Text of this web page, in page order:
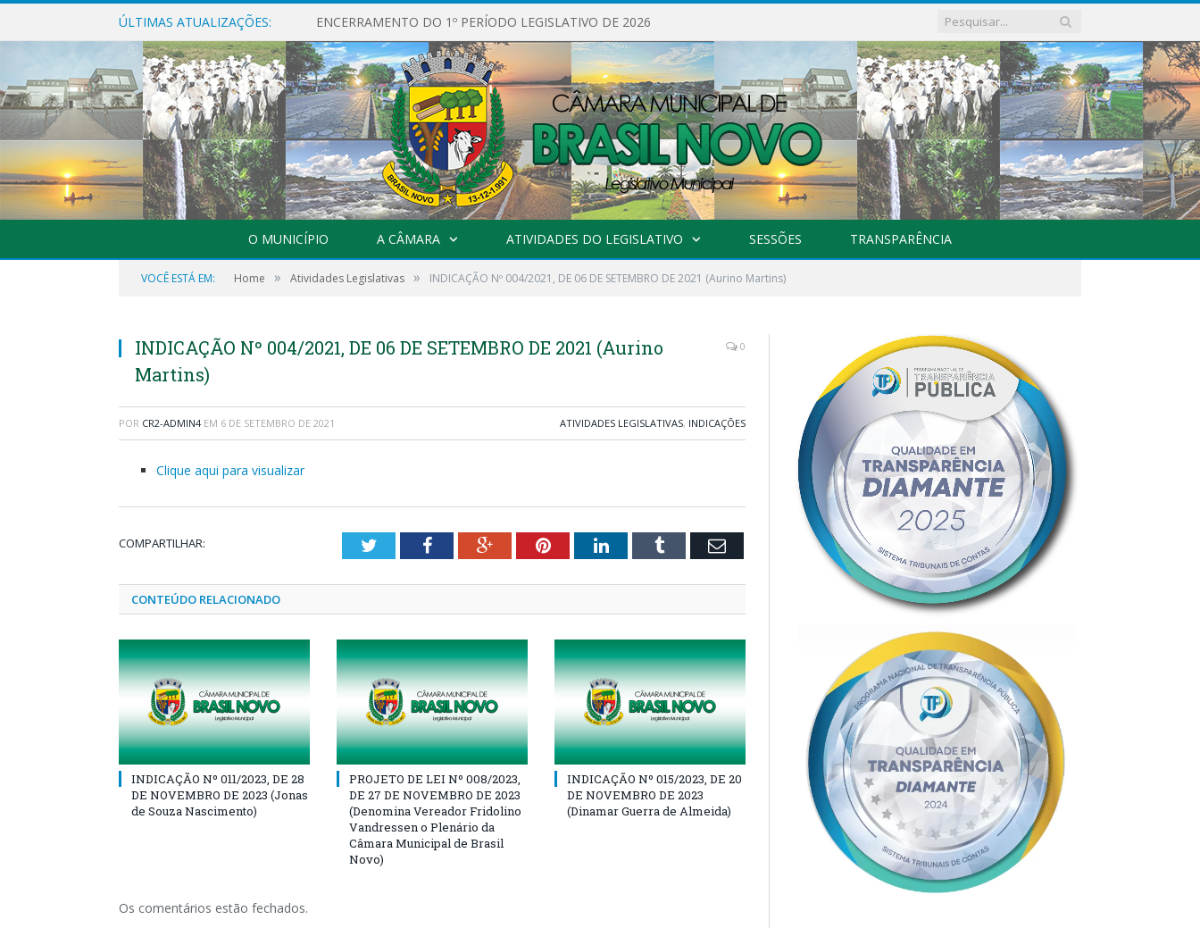
ÚLTIMAS ATUALIZAÇÕES: ENCERRAMENTO DO 1º PERÍODO LEGISLATIVO DE 2026
O MUNICÍPIO A CÂMARA ATIVIDADES DO LEGISLATIVO SESSÕES TRANSPARÊNCIA
VOCÊ ESTÁ EM: Home » Atividades Legislativas » INDICAÇÃO Nº 004/2021, DE 06 DE SETEMBRO DE 2021 (Aurino Martins)
INDICAÇÃO Nº 004/2021, DE 06 DE SETEMBRO DE 2021 (Aurino
Martins)
0
POR CR2-ADMIN4 EM 6 DE SETEMBRO DE 2021 ATIVIDADES LEGISLATIVAS, INDICAÇÕES
Clique aqui para visualizar
COMPARTILHAR: TwitterFacebookGoogle+PinterestLinkedInTumblr Email
CONTEÚDO RELACIONADO
INDICAÇÃO Nº 011/2023, DE 28
DE NOVEMBRO DE 2023 (Jonas
de Souza Nascimento)
PROJETO DE LEI Nº 008/2023,
DE 27 DE NOVEMBRO DE 2023
(Denomina Vereador Fridolino
Vandressen o Plenário da
Câmara Municipal de Brasil
Novo)
INDICAÇÃO Nº 015/2023, DE 20
DE NOVEMBRO DE 2023
(Dinamar Guerra de Almeida)
Os comentários estão fechados.